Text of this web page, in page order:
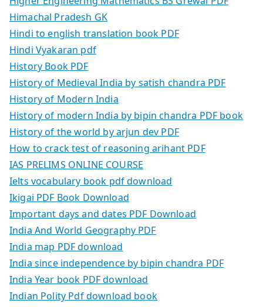
Himachal Pradesh GK
Hindi to english translation book PDF
Hindi Vyakaran pdf
History Book PDF
History of Medieval India by satish chandra PDF
History of Modern India
History of modern India by bipin chandra PDF book
History of the world by arjun dev PDF
How to crack test of reasoning arihant PDF
IAS PRELIMS ONLINE COURSE
Ielts vocabulary book pdf download
Ikigai PDF Book Download
Important days and dates PDF Download
India And World Geography PDF
India map PDF download
India since independence by bipin chandra PDF
India Year book PDF download
Indian Polity Pdf download book